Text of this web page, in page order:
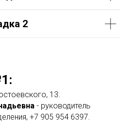
2
13.
- руководитель
+7 905 954 6397.